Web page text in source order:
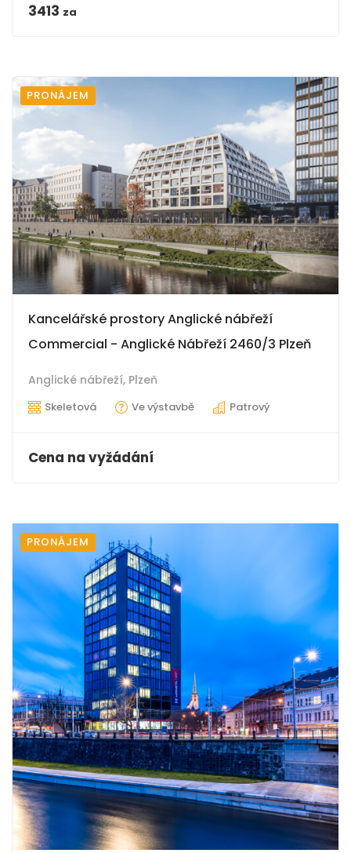
3413 za
PRONÁJEM
Kancelářské prostory Anglické nábřeží
Commercial - Anglické Nábřeží 2460/3 Plzeň
Anglické nábřeží, Plzeň
Skeletová Ve výstavbě Patrový
Cena na vyžádání
PRONÁJEM